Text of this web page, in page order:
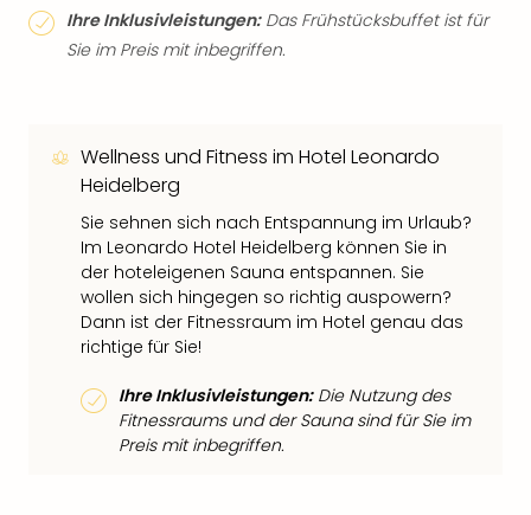
Ihre Inklusivleistungen:Das Frühstücksbuffet ist für
Sie im Preis mit inbegriffen.
Wellness und Fitness im Hotel Leonardo
Heidelberg
Sie sehnen sich nach Entspannung im Urlaub?
Im Leonardo Hotel Heidelberg können Sie in
der hoteleigenen Sauna entspannen. Sie
wollen sich hingegen so richtig auspowern?
Dann ist der Fitnessraum im Hotel genau das
richtige für Sie!
Ihre Inklusivleistungen:Die Nutzung des
Fitnessraums und der Sauna sind für Sie im
Preis mit inbegriffen.